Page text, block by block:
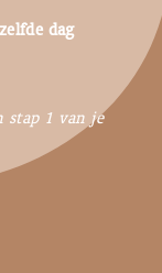
dag
stap 1 van je